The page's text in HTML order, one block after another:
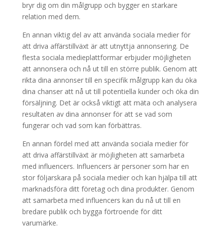
bryr dig om din målgrupp och bygger en starkare
relation med dem.
En annan viktig del av att använda sociala medier för
att driva affärstillväxt är att utnyttja annonsering. De
flesta sociala medieplattformar erbjuder möjligheten
att annonsera och nå ut till en större publik. Genom att
rikta dina annonser till en specifik målgrupp kan du öka
dina chanser att nå ut till potentiella kunder och öka din
försäljning. Det är också viktigt att mäta och analysera
resultaten av dina annonser för att se vad som
fungerar och vad som kan förbättras.
En annan fördel med att använda sociala medier för
att driva affärstillväxt är möjligheten att samarbeta
med influencers. Influencers är personer som har en
stor följarskara på sociala medier och kan hjälpa till att
marknadsföra ditt företag och dina produkter. Genom
att samarbeta med influencers kan du nå ut till en
bredare publik och bygga förtroende för ditt
varumärke.